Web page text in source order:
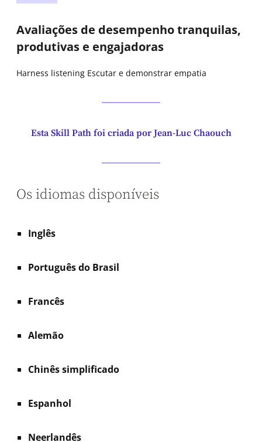
Avaliações de desempenho tranquilas,
produtivas e engajadoras
Harness listening Escutar e demonstrar empatia
Esta Skill Path foi criada por Jean-Luc Chaouch
Os idiomas disponíveis
Inglês
Português do Brasil
Francês
Alemão
Chinês simplificado
Espanhol
Neerlandês